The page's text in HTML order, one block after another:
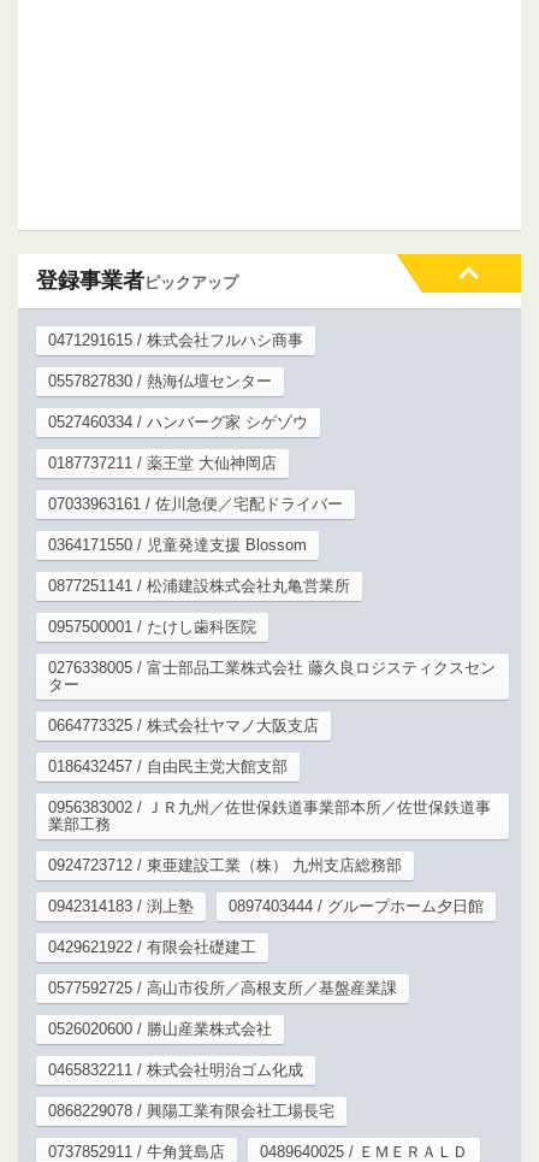
登録事業者ピックアップ
0471291615 / 株式会社フルハシ商事
0557827830 / 熱海仏壇センター
0527460334 / ハンバーグ家 シゲゾウ
0187737211 / 薬王堂 大仙神岡店
07033963161 / 佐川急便／宅配ドライバー
0364171550 / 児童発達支援 Blossom
0877251141 / 松浦建設株式会社丸亀営業所
0957500001 / たけし歯科医院
0276338005 / 富士部品工業株式会社 藤久良ロジスティクスセン
ター
0664773325 / 株式会社ヤマノ大阪支店
0186432457 / 自由民主党大館支部
0956383002 / ＪＲ九州／佐世保鉄道事業部本所／佐世保鉄道事
業部工務
0924723712 / 東亜建設工業（株） 九州支店総務部
0942314183 / 渕上塾 0897403444 / グループホーム夕日館
0429621922 / 有限会社礎建工
0577592725 / 高山市役所／高根支所／基盤産業課
0526020600 / 勝山産業株式会社
0465832211 / 株式会社明治ゴム化成
0868229078 / 興陽工業有限会社工場長宅
0737852911 / 牛角箕島店 0489640025 / ＥＭＥＲＡＬＤ